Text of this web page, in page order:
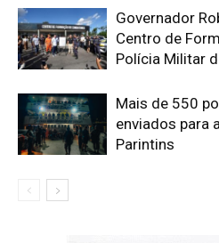
Governador
Centro de
Polícia Militar
Mais de 550
enviados para
Parintins